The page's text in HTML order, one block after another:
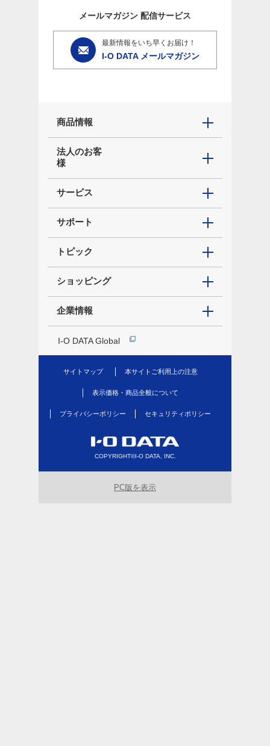
メールマガジン 配信サービス
最新情報をいち早くお届け！
I-O DATA メールマガジン
商品情報
法人のお客
様
サービス
サポート
トピック
ショッピング
企業情報
I-O DATA Global
サイトマップ 本サイトご利用上の注意
表示価格・商品全般について
プライバシーポリシー セキュリティポリシー
COPYRIGHT©I-O DATA, INC.
PC版を表示